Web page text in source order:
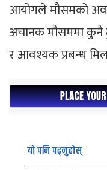
आयोगले मौसमको
अचानक मौसममा कुनै
र आवश्यक प्रबन्ध
यो पनि पढ्नुहोस्